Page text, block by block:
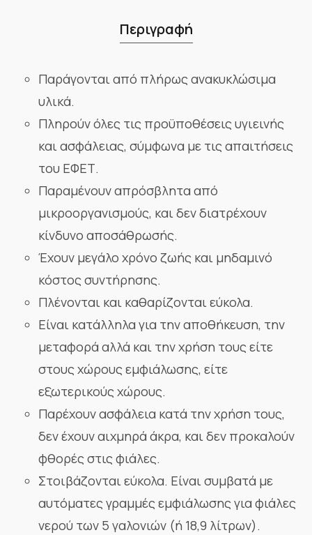
Περιγραφή
Παράγονται από πλήρως ανακυκλώσιμα
υλικά.
Πληρούν όλες τις προϋποθέσεις υγιεινής
και ασφάλειας, σύμφωνα με τις απαιτήσεις
του ΕΦΕΤ.
Παραμένουν απρόσβλητα από
μικροοργανισμούς, και δεν διατρέχουν
κίνδυνο αποσάθρωσής.
Έχουν μεγάλο χρόνο ζωής και μηδαμινό
κόστος συντήρησης.
Πλένονται και καθαρίζονται εύκολα.
Είναι κατάλληλα για την αποθήκευση, την
μεταφορά αλλά και την χρήση τους είτε
στους χώρους εμφιάλωσης, είτε
εξωτερικούς χώρους.
Παρέχουν ασφάλεια κατά την χρήση τους,
δεν έχουν αιχμηρά άκρα, και δεν προκαλούν
φθορές στις φιάλες.
Στοιβάζονται εύκολα. Είναι συμβατά με
αυτόματες γραμμές εμφιάλωσης για φιάλες
νερού των 5 γαλονιών (ή 18,9 λίτρων).